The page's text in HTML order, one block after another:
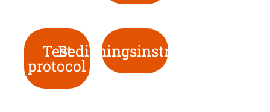
Test
protocol
Bedieningsinstructies